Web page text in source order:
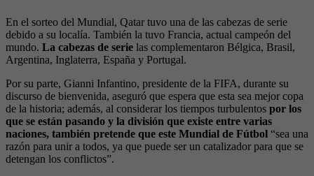
En el sorteo del Mundial, Qatar tuvo una de las cabezas de serie
debido a su localía. También la tuvo Francia, actual campeón del
mundo. La cabezas de serie las complementaron Bélgica, Brasil,
Argentina, Inglaterra, España y Portugal.
Por su parte, Gianni Infantino, presidente de la FIFA, durante su
discurso de bienvenida, aseguró que espera que esta sea mejor copa
de la historia; además, al considerar los tiempos turbulentos por los
que se están pasando y la división que existe entre varias
naciones, también pretende que este Mundial de Fútbol “sea una
razón para unir a todos, ya que puede ser un catalizador para que se
detengan los conflictos”.